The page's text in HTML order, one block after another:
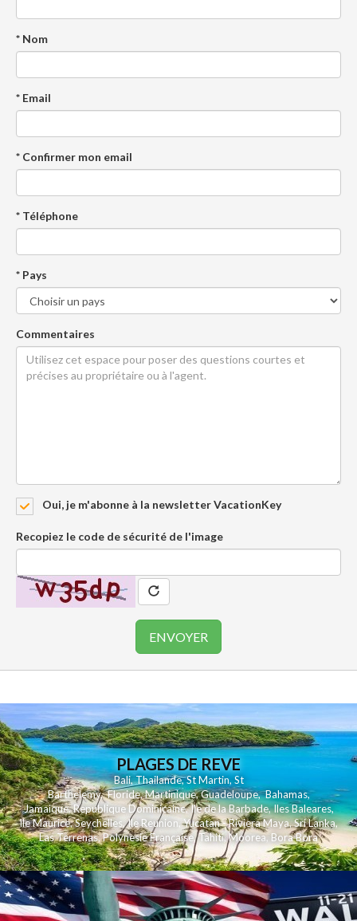
* Nom
* Email
* Confirmer mon email
* Téléphone
* Pays
Commentaires
Oui, je m'abonne à la newsletter VacationKey
Recopiez le code de sécurité de l'image
PLAGES DE REVE
Bali,Thailande,St Martin,St
Barthelemy,Floride,Martinique,Guadeloupe,Bahamas,
Jamaique,Republique Dominicaine,Ile de la Barbade,Iles Baleares,
Ile Maurice,Seychelles,Ile Reunion,Yucatan - Riviera Maya,Sri Lanka,
Las Terrenas,Polynesie Française,Tahiti,Moorea, Bora Bora